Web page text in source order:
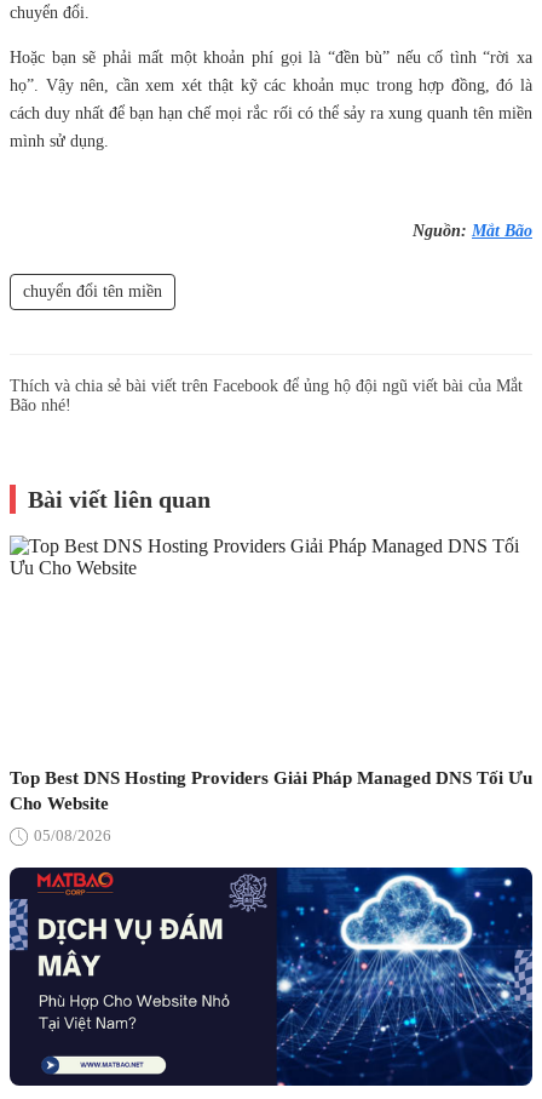
chuyển đổi.
Hoặc bạn sẽ phải mất một khoản phí gọi là “đền bù” nếu cố tình “rời xa
họ”. Vậy nên, cần xem xét thật kỹ các khoản mục trong hợp đồng, đó là
cách duy nhất để bạn hạn chế mọi rắc rối có thể sảy ra xung quanh tên miền
mình sử dụng.
Nguồn: Mắt Bão
chuyển đổi tên miền
Thích và chia sẻ bài viết trên Facebook để ủng hộ đội ngũ viết bài của Mắt
Bão nhé!
Bài viết liên quan
Top Best DNS Hosting Providers Giải Pháp Managed DNS Tối Ưu
Cho Website
05/08/2026